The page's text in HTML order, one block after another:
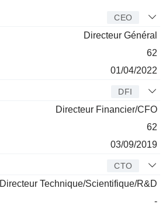
CEO
Directeur Général
62
01/04/2022
DFI
Directeur Financier/CFO
62
03/09/2019
CTO
Directeur Technique/Scientifique/R&D
-